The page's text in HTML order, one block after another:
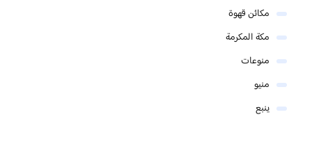
مكائن قهوة
مكة المكرمة
منوعات
منيو
ينبع